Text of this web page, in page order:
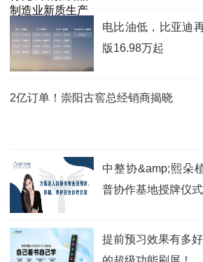
电比油低，比亚迪
版16.98万起
2亿订单！崇阳古窖总经销商揭晓
中整协&amp;熙朵
普协作基地授牌仪
提前预习效果有多